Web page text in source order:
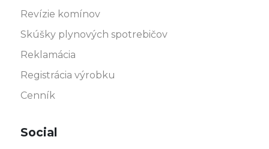
Revízie komínov
Skúšky plynových spotrebičov
Reklamácia
Registrácia výrobku
Cenník
Social